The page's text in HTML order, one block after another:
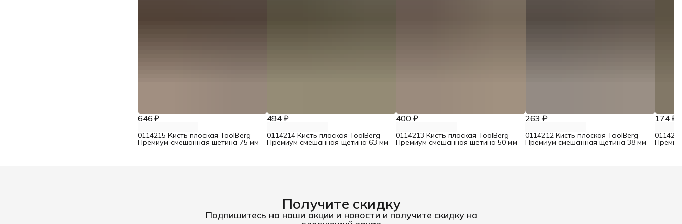
646 ₽
0114215 Кисть плоская ToolBerg
Премиум смешанная щетина 75 мм
494 ₽
0114214 Кисть плоская ToolBerg
Премиум смешанная щетина 63 мм
400 ₽
0114213 Кисть плоская ToolBerg
Премиум смешанная щетина 50 мм
263 ₽
0114212 Кисть плоская ToolBerg
Премиум смешанная щетина 38 мм
174 ₽
Получите скидку
Подпишитесь на наши акции и новости и получите скидку на